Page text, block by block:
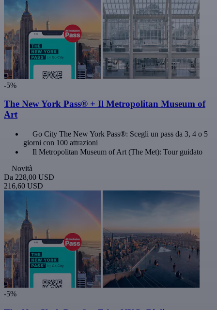
-5%
The New York Pass® + Il Metropolitan Museum of
Art
Go City The New York Pass®: Scegli un pass da 3, 4 o 5
giorni con 100 attrazioni
Il Metropolitan Museum of Art (The Met): Tour guidato
Novità
Da 228,00 USD
216,60 USD
-5%